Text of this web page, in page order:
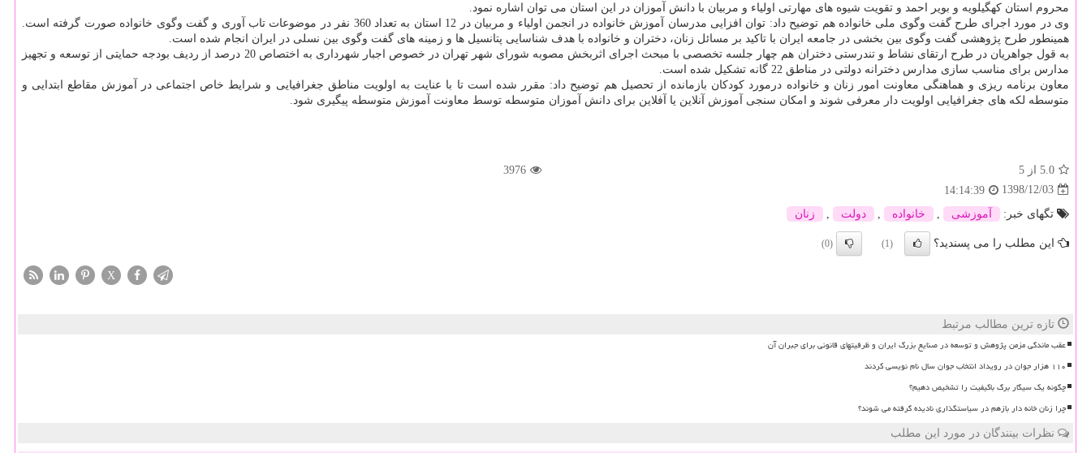
محروم استان كهگیلویه و بویر احمد و تقویت شیوه های مهارتی اولیاء و مربیان با دانش آموزان در این استان می توان اشاره نمود.
وی در مورد اجرای طرح گفت وگوی ملی خانواده هم توضیح داد: توان افزایی مدرسان آموزش خانواده در انجمن اولیاء و مربیان در 12 استان به تعداد 360 نفر در موضوعات تاب آوری و گفت وگوی خانواده صورت گرفته است.
همینطور طرح پژوهشی گفت وگوی بین بخشی در جامعه ایران با تاكید بر مسائل زنان، دختران و خانواده با هدف شناسایی پتانسیل ها و زمینه های گفت وگوی بین نسلی در ایران انجام شده است.
به قول جواهریان در طرح ارتقای نشاط و تندرستی دختران هم چهار جلسه تخصصی با مبحث اجرای اثربخش مصوبه شورای شهر تهران در خصوص اجبار شهرداری به اختصاص 20 درصد از ردیف بودجه حمایتی از توسعه و تجهیز
مدارس برای مناسب سازی مدارس دخترانه دولتی در مناطق 22 گانه تشكیل شده است.
معاون برنامه ریزی و هماهنگی معاونت امور زنان و خانواده درمورد كودكان بازمانده از تحصیل هم توضیح داد: مقرر شده است تا با عنایت به اولویت مناطق جغرافیایی و شرایط خاص اجتماعی در آموزش مقاطع ابتدایی و
متوسطه لكه های جغرافیایی اولویت دار معرفی شوند و امكان سنجی آموزش آنلاین یا آفلاین برای دانش آموزان متوسطه توسط معاونت آموزش متوسطه پیگیری شود.
5.0 از 5
3976
1398/12/03
14:14:39
تگهای خبر:
آموزشی خانواده دولت زنان
این مطلب را می پسندید؟ (1)
(0)
X
تازه ترین مطالب مرتبط
عقب ماندگی مزمن پژوهش و توسعه در صنایع بزرگ ایران و ظرفیتهای قانونی برای جبران آن
۱۱۰ هزار جوان در رویداد انتخاب جوان سال نام نویسی کردند
چگونه یک سیگار برگ باکیفیت را تشخیص دهیم؟
چرا زنان خانه دار بازهم در سیاستگذاری نادیده گرفته می شوند؟
نظرات بینندگان در مورد این مطلب